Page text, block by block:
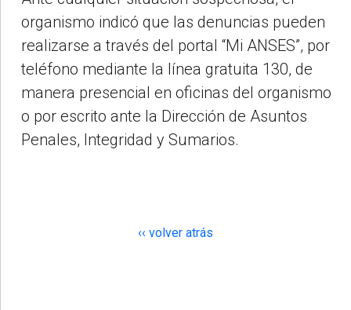
organismo indicó que las denuncias pueden
realizarse a través del portal “Mi ANSES”, por
teléfono mediante la línea gratuita 130, de
manera presencial en oficinas del organismo
o por escrito ante la Dirección de Asuntos
Penales, Integridad y Sumarios.
‹‹ volver atrás